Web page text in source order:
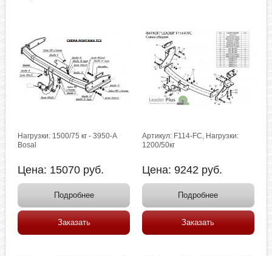
Нагрузки: 1500/75 кг - 3950-A
Bosal
Цена: 15070 руб.
Подробнее
Заказать
Артикул: F114-FC, Нагрузки:
1200/50кг
Цена: 9242 руб.
Подробнее
Заказать